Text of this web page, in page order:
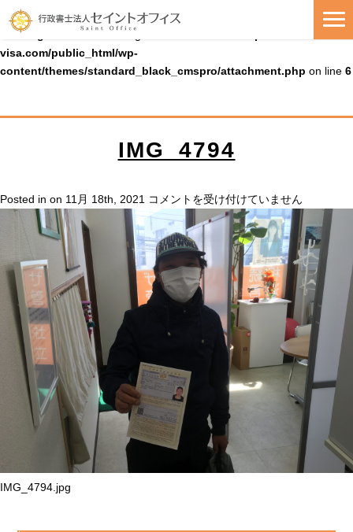
Warning : Uninitialized string offset 0 in
visa.com/public_html/wp-
content/themes/standard_black_cmspro/attachment.php on line 6
IMG_4794
Posted in on 11月 18th, 2021 IMG_4794
は
コメントを受け付けていません
IMG_4794.jpg